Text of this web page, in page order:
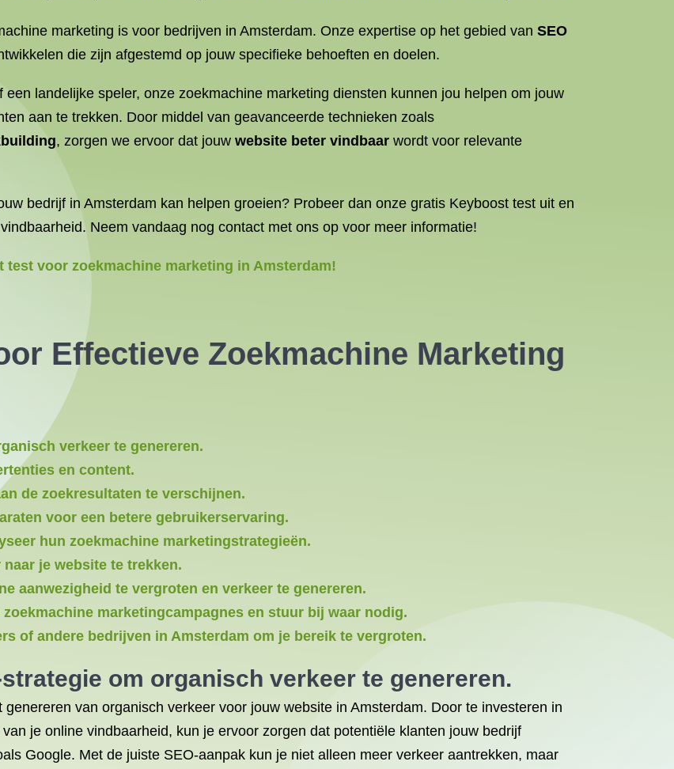
marketing is voor bedrijven in Amsterdam. Onze expertise op het gebied van SEO
die zijn afgestemd op jouw specifieke behoeften en doelen.
landelijke speler, onze zoekmachine marketing diensten kunnen jou helpen om jouw
aan te trekken. Door middel van geavanceerde technieken zoals
, zorgen we ervoor dat jouw website beter vindbaar wordt voor relevante
bedrijf in Amsterdam kan helpen groeien? Probeer dan onze gratis Keyboost test uit en
Neem vandaag nog contact met ons op voor meer informatie!
voor zoekmachine marketing in Amsterdam!
Effectieve Zoekmachine Marketing
verkeer te genereren.
en content.
de zoekresultaten te verschijnen.
voor een betere gebruikerservaring.
hun zoekmachine marketingstrategieën.
je website te trekken.
aanwezigheid te vergroten en verkeer te genereren.
marketingcampagnes en stuur bij waar nodig.
of andere bedrijven in Amsterdam om je bereik te vergroten.
om organisch verkeer te genereren.
van organisch verkeer voor jouw website in Amsterdam. Door te investeren in
je online vindbaarheid, kun je ervoor zorgen dat potentiële klanten jouw bedrijf
Google. Met de juiste SEO-aanpak kun je niet alleen meer verkeer aantrekken, maar